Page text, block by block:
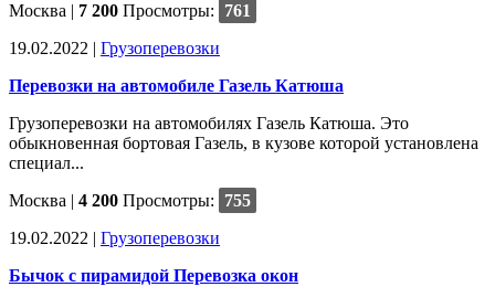
Москва | 7 200 Просмотры:
761
19.02.2022 | Грузоперевозки
Перевозки на автомобиле Газель Катюша
Грузоперевозки на автомобилях Газель Катюша. Это
обыкновенная бортовая Газель, в кузове которой установлена
специал...
Москва | 4 200 Просмотры:
755
19.02.2022 | Грузоперевозки
Бычок с пирамидой Перевозка окон